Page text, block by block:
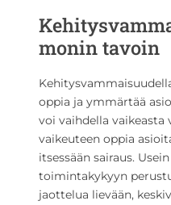
monin tavoin
oppia ja ymmärtää
voi vaihdella vaikeasta
vaikeuteen oppia
itsessään sairaus.
toimintakykyyn
jaottelua lievään,